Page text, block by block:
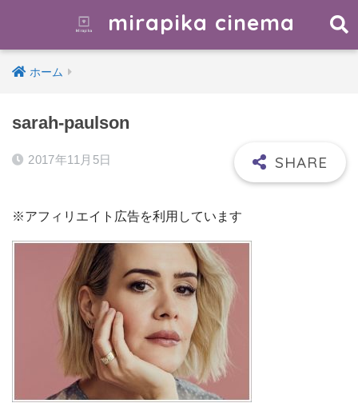
mirapika cinema
ホーム
sarah-paulson
2017年11月5日
※アフィリエイト広告を利用しています